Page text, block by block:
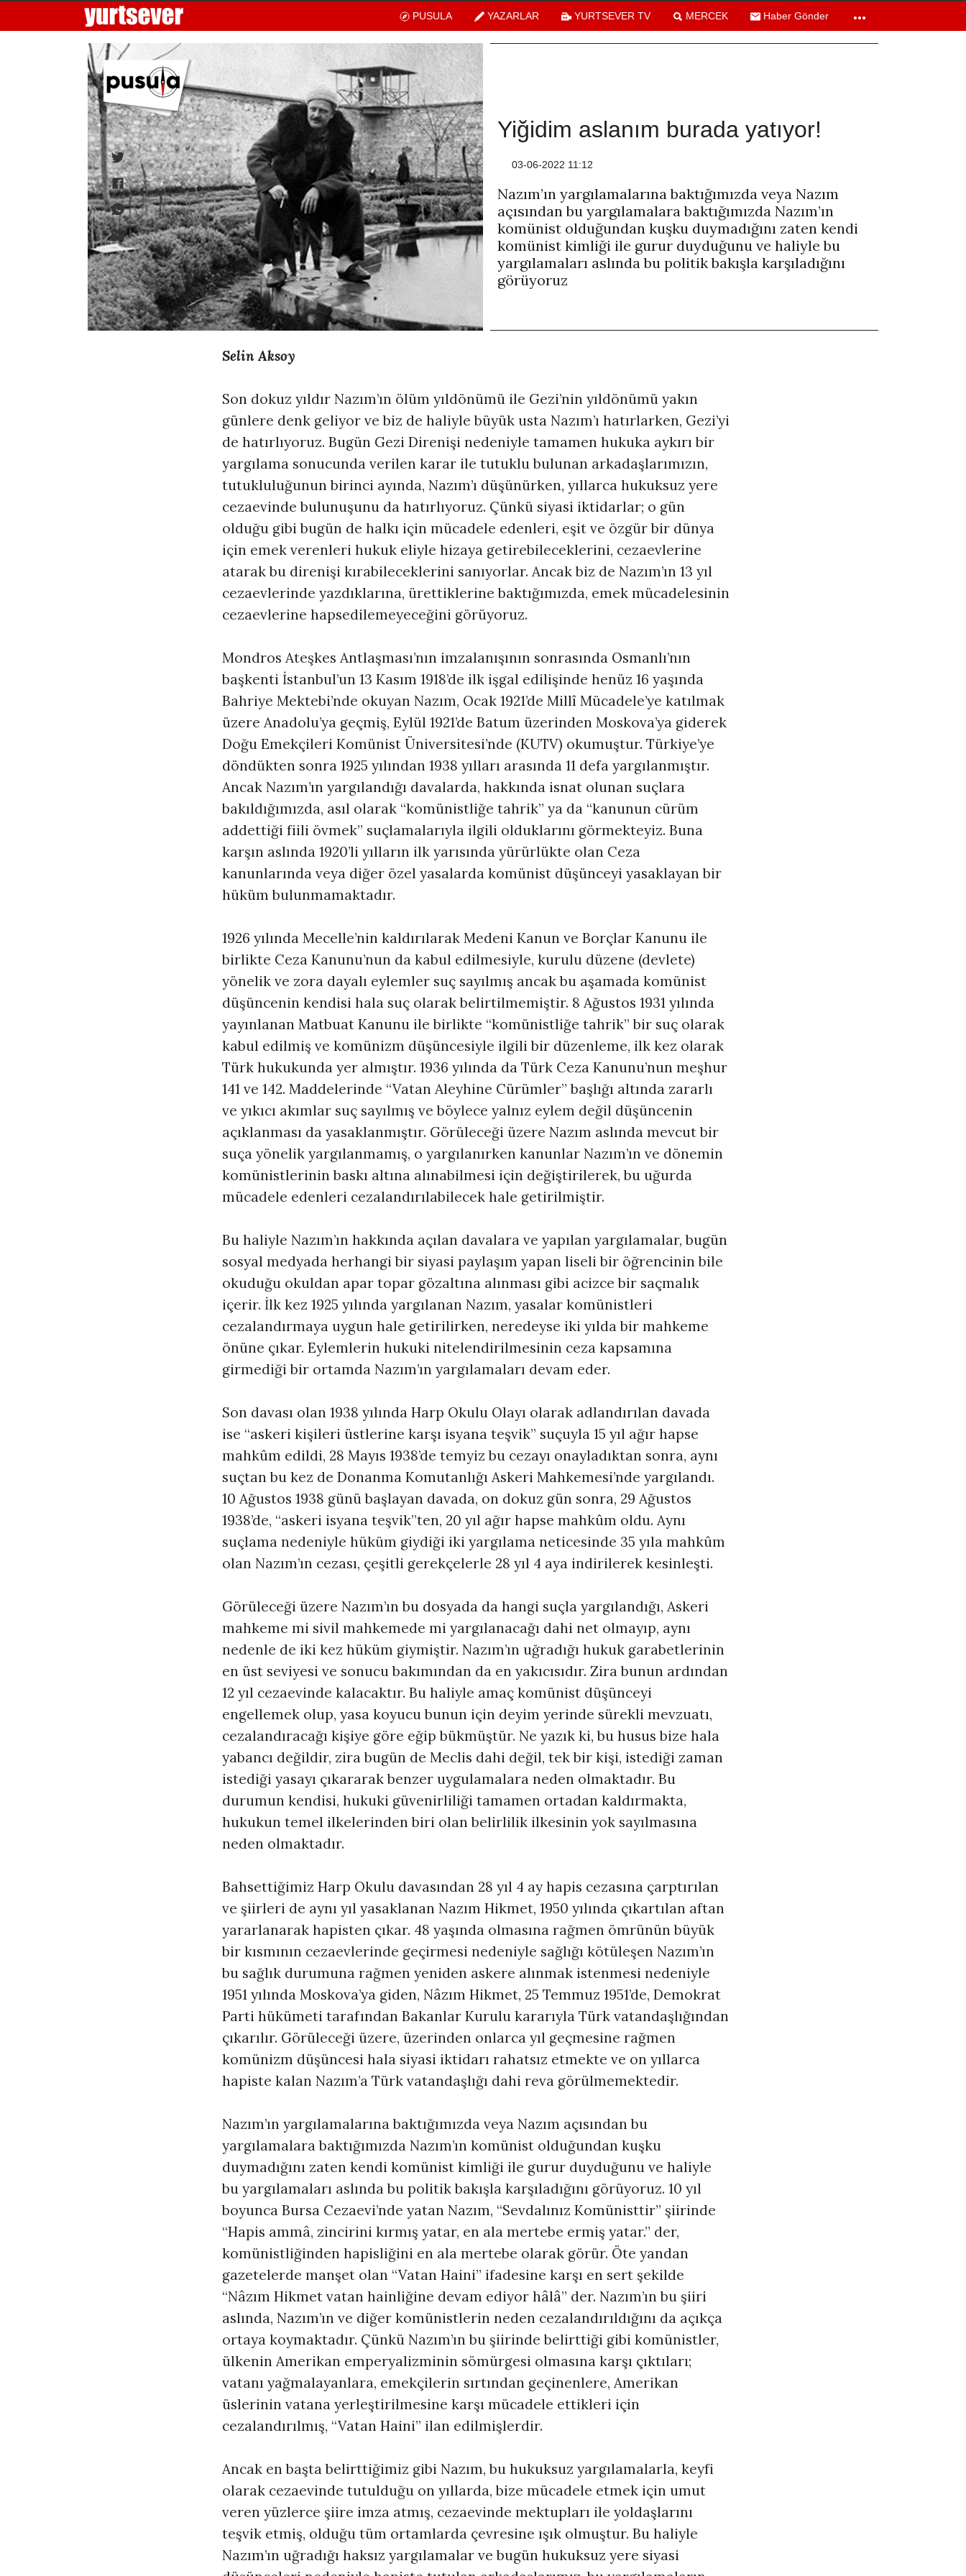
PUSULA YAZARLAR YURTSEVER TV MERCEK Haber Gönder
Yiğidim aslanım burada yatıyor!
03-06-2022 11:12
Nazım’ın yargılamalarına baktığımızda veya Nazım
açısından bu yargılamalara baktığımızda Nazım’ın
komünist olduğundan kuşku duymadığını zaten kendi
komünist kimliği ile gurur duyduğunu ve haliyle bu
yargılamaları aslında bu politik bakışla karşıladığını
görüyoruz
Selin Aksoy
Son dokuz yıldır Nazım’ın ölüm yıldönümü ile Gezi’nin yıldönümü yakın
günlere denk geliyor ve biz de haliyle büyük usta Nazım’ı hatırlarken, Gezi’yi
de hatırlıyoruz. Bugün Gezi Direnişi nedeniyle tamamen hukuka aykırı bir
yargılama sonucunda verilen karar ile tutuklu bulunan arkadaşlarımızın,
tutukluluğunun birinci ayında, Nazım’ı düşünürken, yıllarca hukuksuz yere
cezaevinde bulunuşunu da hatırlıyoruz. Çünkü siyasi iktidarlar; o gün
olduğu gibi bugün de halkı için mücadele edenleri, eşit ve özgür bir dünya
için emek verenleri hukuk eliyle hizaya getirebileceklerini, cezaevlerine
atarak bu direnişi kırabileceklerini sanıyorlar. Ancak biz de Nazım’ın 13 yıl
cezaevlerinde yazdıklarına, ürettiklerine baktığımızda, emek mücadelesinin
cezaevlerine hapsedilemeyeceğini görüyoruz.
Mondros Ateşkes Antlaşması’nın imzalanışının sonrasında Osmanlı’nın
başkenti İstanbul’un 13 Kasım 1918’de ilk işgal edilişinde henüz 16 yaşında
Bahriye Mektebi’nde okuyan Nazım, Ocak 1921’de Millî Mücadele’ye katılmak
üzere Anadolu’ya geçmiş, Eylül 1921’de Batum üzerinden Moskova’ya giderek
Doğu Emekçileri Komünist Üniversitesi’nde (KUTV) okumuştur. Türkiye’ye
döndükten sonra 1925 yılından 1938 yılları arasında 11 defa yargılanmıştır.
Ancak Nazım’ın yargılandığı davalarda, hakkında isnat olunan suçlara
bakıldığımızda, asıl olarak “komünistliğe tahrik” ya da “kanunun cürüm
addettiği fiili övmek” suçlamalarıyla ilgili olduklarını görmekteyiz. Buna
karşın aslında 1920’li yılların ilk yarısında yürürlükte olan Ceza
kanunlarında veya diğer özel yasalarda komünist düşünceyi yasaklayan bir
hüküm bulunmamaktadır.
1926 yılında Mecelle’nin kaldırılarak Medeni Kanun ve Borçlar Kanunu ile
birlikte Ceza Kanunu’nun da kabul edilmesiyle, kurulu düzene (devlete)
yönelik ve zora dayalı eylemler suç sayılmış ancak bu aşamada komünist
düşüncenin kendisi hala suç olarak belirtilmemiştir. 8 Ağustos 1931 yılında
yayınlanan Matbuat Kanunu ile birlikte “komünistliğe tahrik” bir suç olarak
kabul edilmiş ve komünizm düşüncesiyle ilgili bir düzenleme, ilk kez olarak
Türk hukukunda yer almıştır. 1936 yılında da Türk Ceza Kanunu’nun meşhur
141 ve 142. Maddelerinde “Vatan Aleyhine Cürümler” başlığı altında zararlı
ve yıkıcı akımlar suç sayılmış ve böylece yalnız eylem değil düşüncenin
açıklanması da yasaklanmıştır. Görüleceği üzere Nazım aslında mevcut bir
suça yönelik yargılanmamış, o yargılanırken kanunlar Nazım’ın ve dönemin
komünistlerinin baskı altına alınabilmesi için değiştirilerek, bu uğurda
mücadele edenleri cezalandırılabilecek hale getirilmiştir.
Bu haliyle Nazım’ın hakkında açılan davalara ve yapılan yargılamalar, bugün
sosyal medyada herhangi bir siyasi paylaşım yapan liseli bir öğrencinin bile
okuduğu okuldan apar topar gözaltına alınması gibi acizce bir saçmalık
içerir. İlk kez 1925 yılında yargılanan Nazım, yasalar komünistleri
cezalandırmaya uygun hale getirilirken, neredeyse iki yılda bir mahkeme
önüne çıkar. Eylemlerin hukuki nitelendirilmesinin ceza kapsamına
girmediği bir ortamda Nazım’ın yargılamaları devam eder.
Son davası olan 1938 yılında Harp Okulu Olayı olarak adlandırılan davada
ise “askeri kişileri üstlerine karşı isyana teşvik” suçuyla 15 yıl ağır hapse
mahkûm edildi, 28 Mayıs 1938’de temyiz bu cezayı onayladıktan sonra, aynı
suçtan bu kez de Donanma Komutanlığı Askeri Mahkemesi’nde yargılandı.
10 Ağustos 1938 günü başlayan davada, on dokuz gün sonra, 29 Ağustos
1938’de, “askeri isyana teşvik”ten, 20 yıl ağır hapse mahkûm oldu. Aynı
suçlama nedeniyle hüküm giydiği iki yargılama neticesinde 35 yıla mahkûm
olan Nazım’ın cezası, çeşitli gerekçelerle 28 yıl 4 aya indirilerek kesinleşti.
Görüleceği üzere Nazım’ın bu dosyada da hangi suçla yargılandığı, Askeri
mahkeme mi sivil mahkemede mi yargılanacağı dahi net olmayıp, aynı
nedenle de iki kez hüküm giymiştir. Nazım’ın uğradığı hukuk garabetlerinin
en üst seviyesi ve sonucu bakımından da en yakıcısıdır. Zira bunun ardından
12 yıl cezaevinde kalacaktır. Bu haliyle amaç komünist düşünceyi
engellemek olup, yasa koyucu bunun için deyim yerinde sürekli mevzuatı,
cezalandıracağı kişiye göre eğip bükmüştür. Ne yazık ki, bu husus bize hala
yabancı değildir, zira bugün de Meclis dahi değil, tek bir kişi, istediği zaman
istediği yasayı çıkararak benzer uygulamalara neden olmaktadır. Bu
durumun kendisi, hukuki güvenirliliği tamamen ortadan kaldırmakta,
hukukun temel ilkelerinden biri olan belirlilik ilkesinin yok sayılmasına
neden olmaktadır.
Bahsettiğimiz Harp Okulu davasından 28 yıl 4 ay hapis cezasına çarptırılan
ve şiirleri de aynı yıl yasaklanan Nazım Hikmet, 1950 yılında çıkartılan aftan
yararlanarak hapisten çıkar. 48 yaşında olmasına rağmen ömrünün büyük
bir kısmının cezaevlerinde geçirmesi nedeniyle sağlığı kötüleşen Nazım’ın
bu sağlık durumuna rağmen yeniden askere alınmak istenmesi nedeniyle
1951 yılında Moskova’ya giden, Nâzım Hikmet, 25 Temmuz 1951’de, Demokrat
Parti hükümeti tarafından Bakanlar Kurulu kararıyla Türk vatandaşlığından
çıkarılır. Görüleceği üzere, üzerinden onlarca yıl geçmesine rağmen
komünizm düşüncesi hala siyasi iktidarı rahatsız etmekte ve on yıllarca
hapiste kalan Nazım’a Türk vatandaşlığı dahi reva görülmemektedir.
Nazım’ın yargılamalarına baktığımızda veya Nazım açısından bu
yargılamalara baktığımızda Nazım’ın komünist olduğundan kuşku
duymadığını zaten kendi komünist kimliği ile gurur duyduğunu ve haliyle
bu yargılamaları aslında bu politik bakışla karşıladığını görüyoruz. 10 yıl
boyunca Bursa Cezaevi’nde yatan Nazım, “Sevdalınız Komünisttir” şiirinde
“Hapis ammâ, zincirini kırmış yatar, en ala mertebe ermiş yatar.” der,
komünistliğinden hapisliğini en ala mertebe olarak görür. Öte yandan
gazetelerde manşet olan “Vatan Haini” ifadesine karşı en sert şekilde
“Nâzım Hikmet vatan hainliğine devam ediyor hâlâ” der. Nazım’ın bu şiiri
aslında, Nazım’ın ve diğer komünistlerin neden cezalandırıldığını da açıkça
ortaya koymaktadır. Çünkü Nazım’ın bu şiirinde belirttiği gibi komünistler,
ülkenin Amerikan emperyalizminin sömürgesi olmasına karşı çıktıları;
vatanı yağmalayanlara, emekçilerin sırtından geçinenlere, Amerikan
üslerinin vatana yerleştirilmesine karşı mücadele ettikleri için
cezalandırılmış, “Vatan Haini” ilan edilmişlerdir.
Ancak en başta belirttiğimiz gibi Nazım, bu hukuksuz yargılamalarla, keyfi
olarak cezaevinde tutulduğu on yıllarda, bize mücadele etmek için umut
veren yüzlerce şiire imza atmış, cezaevinde mektupları ile yoldaşlarını
teşvik etmiş, olduğu tüm ortamlarda çevresine ışık olmuştur. Bu haliyle
Nazım’ın uğradığı haksız yargılamalar ve bugün hukuksuz yere siyasi